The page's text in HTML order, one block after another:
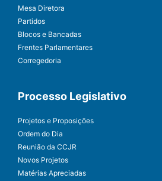
Mesa Diretora
Partidos
Blocos e Bancadas
Frentes Parlamentares
Corregedoria
Processo Legislativo
Projetos e Proposições
Ordem do Dia
Reunião da CCJR
Novos Projetos
Matérias Apreciadas